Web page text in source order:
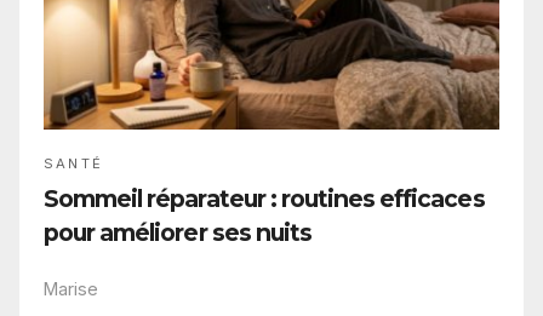
SANTÉ
Sommeil réparateur : routines efficaces
pour améliorer ses nuits
Marise